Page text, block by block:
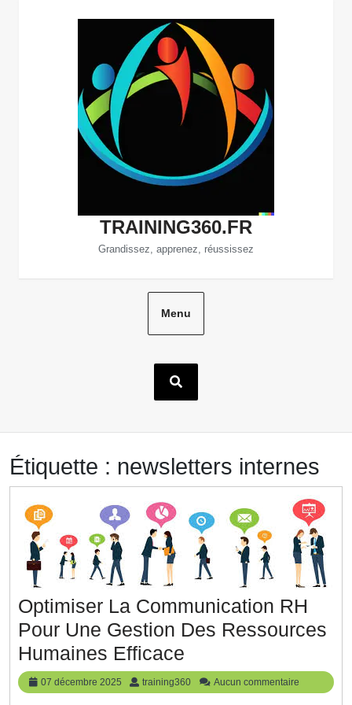
TRAINING360.FR
Grandissez, apprenez, réussissez
Menu
Étiquette : newsletters internes
Optimiser La Communication RH
Pour Une Gestion Des Ressources
Humaines Efficace
La
Communication
07 décembre 2025
07
décembre
training360 training360
Aucun commentaire